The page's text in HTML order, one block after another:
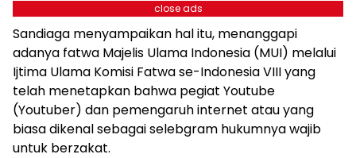
close ads
Sandiaga menyampaikan hal itu, menanggapi
adanya fatwa Majelis Ulama Indonesia (MUI) melalui
Ijtima Ulama Komisi Fatwa se-Indonesia VIII yang
telah menetapkan bahwa pegiat Youtube
(Youtuber) dan pemengaruh internet atau yang
biasa dikenal sebagai selebgram hukumnya wajib
untuk berzakat.